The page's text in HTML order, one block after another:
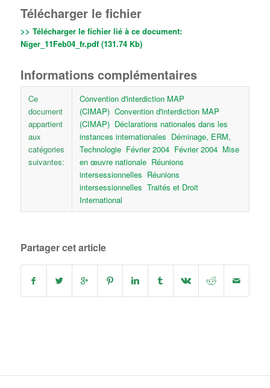
Télécharger le fichier
>> Télécharger le fichier lié à ce document:
Niger_11Feb04_fr.pdf (131.74 Kb)
Informations complémentaires
Ce
document
appartient
aux
catégories
suivantes:
Convention d'interdiction MAP
(CIMAP) Convention d'interdiction MAP
(CIMAP) Déclarations nationales dans les
instances internationales Déminage, ERM,
Technologie Février 2004 Février 2004 Mise
en œuvre nationale Réunions
intersessionnelles Réunions
intersessionnelles Traités et Droit
International
Partager cet article